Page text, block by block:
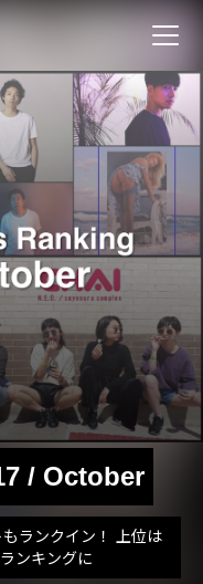
/ October
ランクイン！ 上位は
ンキングに